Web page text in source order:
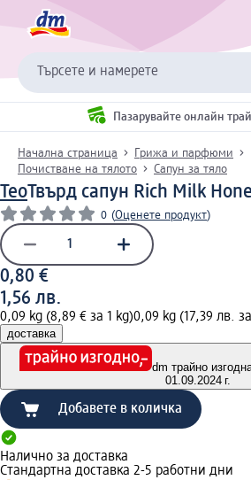
Търсете и намерете
Пазарувайте онлайн
Начална страница
Грижа и парфюми
Почистване на тялото
Сапун за тяло
TeoТвърд сапун Rich Milk
0 (Оценете продукт)
0,80 €
1,56 лв.
0,09 kg (8,89 € за 1 kg)0,09 kg (17,39 лв.
доставка
dm трайно
01.09.2024 г.
Добавете в количка
Налично за доставка
Стандартна доставка 2-5 работни дни